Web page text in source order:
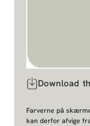
Download
Farverne på
kan derfor afvige